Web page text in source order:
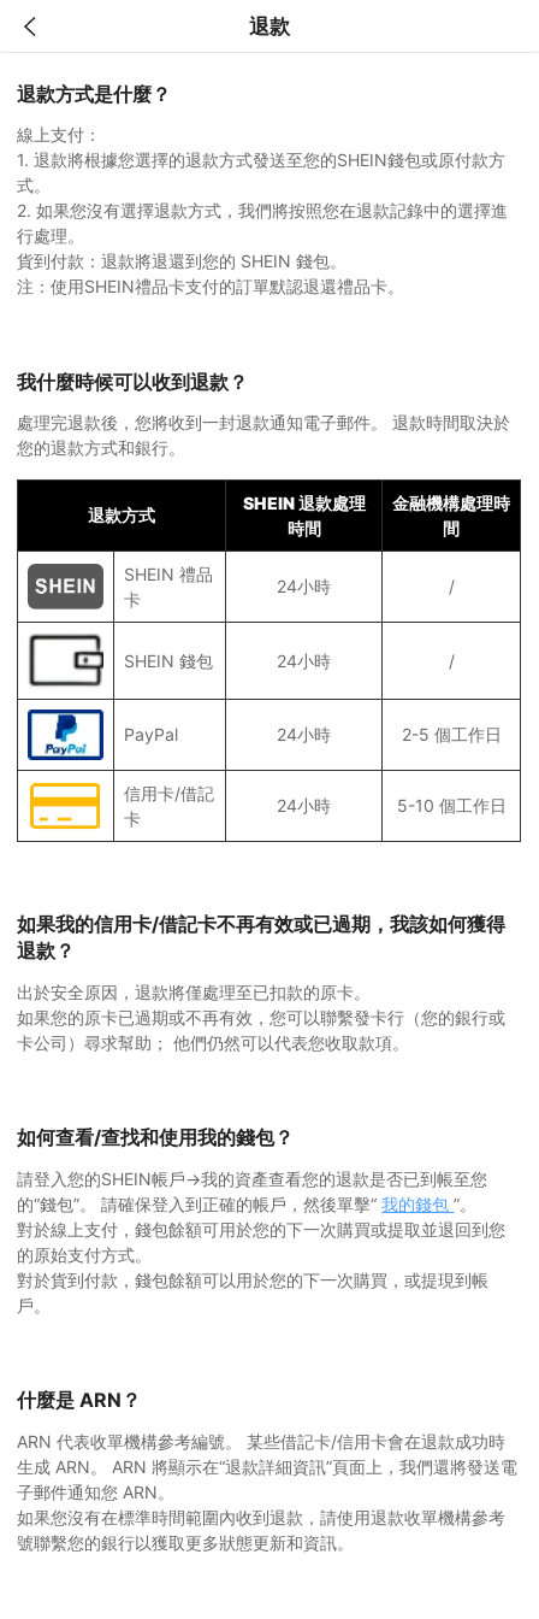
退款
退款方式是什麼？
線上支付：
1. 退款將根據您選擇的退款方式發送至您的SHEIN錢包或原付款方
式。
2. 如果您沒有選擇退款方式，我們將按照您在退款記錄中的選擇進
行處理。
貨到付款：退款將退還到您的 SHEIN 錢包。
注：使用SHEIN禮品卡支付的訂單默認退還禮品卡。
我什麼時候可以收到退款？
處理完退款後，您將收到一封退款通知電子郵件。 退款時間取決於
您的退款方式和銀行。
退款方式
SHEIN 退款處理
時間
金融機構處理時
間
SHEIN 禮品
卡
24小時 /
SHEIN 錢包 24小時 /
PayPal 24小時 2-5 個工作日
信用卡/借記
卡
24小時 5-10 個工作日
如果我的信用卡/借記卡不再有效或已過期，我該如何獲得
退款？
出於安全原因，退款將僅處理至已扣款的原卡。
如果您的原卡已過期或不再有效，您可以聯繫發卡行（您的銀行或
卡公司）尋求幫助； 他們仍然可以代表您收取款項。
如何查看/查找和使用我的錢包？
請登入您的SHEIN帳戶→我的資產查看您的退款是否已到帳至您
的“錢包”。 請確保登入到正確的帳戶，然後單擊“我的錢包”。
對於線上支付，錢包餘額可用於您的下一次購買或提取並退回到您
的原始支付方式。
對於貨到付款，錢包餘額可以用於您的下一次購買，或提現到帳
戶。
什麼是 ARN？
ARN 代表收單機構參考編號。 某些借記卡/信用卡會在退款成功時
生成 ARN。 ARN 將顯示在“退款詳細資訊”頁面上，我們還將發送電
子郵件通知您 ARN。
如果您沒有在標準時間範圍內收到退款，請使用退款收單機構參考
號聯繫您的銀行以獲取更多狀態更新和資訊。